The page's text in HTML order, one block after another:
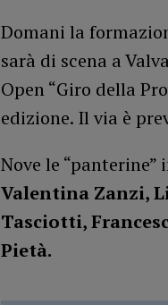
Domani la
sarà di scena a
Open “Giro della
edizione. Il via è
Nove le “panterine”
Valentina Zanzi,
Tasciotti,
Pietà.